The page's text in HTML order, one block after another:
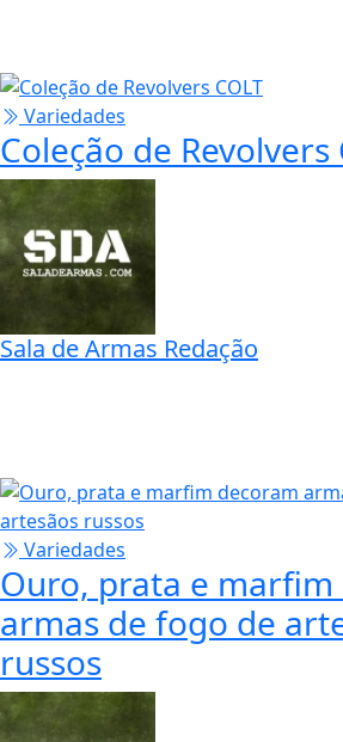
Sala de Armas Redação
Variedades
Coleção de Revolvers
Sala de Armas Redação